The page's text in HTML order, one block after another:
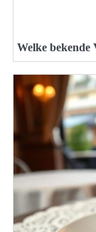
Welke bekende